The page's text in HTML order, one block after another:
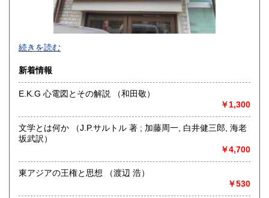
300円 長崎県
熊本県
宮崎県
沖縄県 300円
不死鳥BOOKSでは、書籍だけでなくCD、DVD、レコード、
ゲーム、おもちゃ、骨董品まであらゆるものの買い取りがで
にお問い合わせください。出張費は、無料です。
沿線名：伯備線・桃太郎線(吉備線)
営業時間：9時から17時
定休日：年中無休
不死鳥BOOKSでは、書籍だけでなくCD、DVD、レコード、
ゲーム、おもちゃ、骨董品まであらゆるものの買い取りがで
続きを読む
新着情報
E.K.G 心電図とその解説 （和田敬）
￥1,300
文学とは何か （J.P.サルトル 著 ; 加藤周一, 白井健三郎, 海老
坂武訳）
￥4,700
東アジアの王権と思想 （渡辺 浩）
￥530